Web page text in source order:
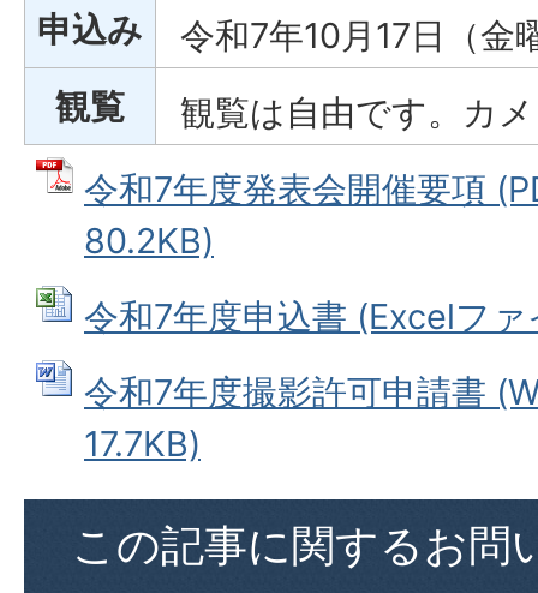
申込み
令和7年10月17日（
観覧
観覧は自由です。カ
令和7年度発表会開催要項
80.2KB)
令和7年度申込書 (Excelフ
令和7年度撮影許可申請書
17.7KB)
この記事に関するお問